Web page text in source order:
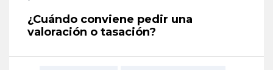
¿Cuándo conviene pedir una
valoración o tasación?